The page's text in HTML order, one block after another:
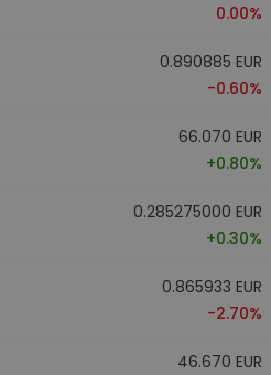
0.00%
0.890885 EUR
-0.60%
66.070 EUR
+0.80%
0.285275000 EUR
+0.30%
0.865933 EUR
-2.70%
46.670 EUR